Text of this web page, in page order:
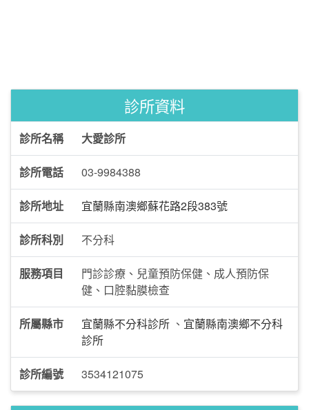
診所資料
診所名稱 大愛診所
診所電話 03-9984388
診所地址 宜蘭縣南澳鄉蘇花路2段383號
診所科別 不分科
服務項目
門診診療、兒童預防保健、成人預防保
健、口腔黏膜檢查
所屬縣市 宜蘭縣不分科診所 、 宜蘭縣南澳鄉不分科
診所
診所編號 3534121075